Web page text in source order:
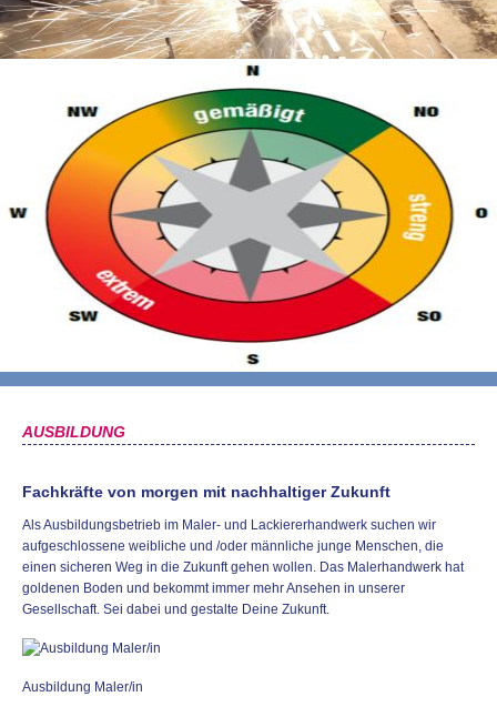
AUSBILDUNG
Fachkräfte von morgen mit nachhaltiger Zukunft
Als Ausbildungsbetrieb im Maler- und Lackiererhandwerk suchen wir
aufgeschlossene weibliche und /oder männliche junge Menschen, die
einen sicheren Weg in die Zukunft gehen wollen. Das Malerhandwerk hat
goldenen Boden und bekommt immer mehr Ansehen in unserer
Gesellschaft. Sei dabei und gestalte Deine Zukunft.
Ausbildung Maler/in